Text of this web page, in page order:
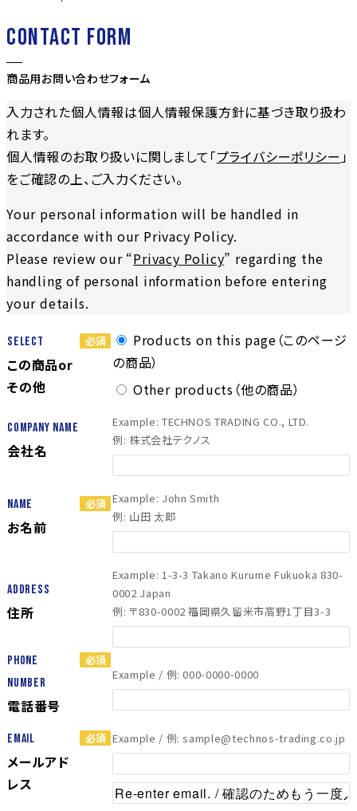
CONTACT FORM
商品用お問い合わせフォーム
入力された個人情報は個人情報保護方針に基づき取り扱わ
れます。
個人情報のお取り扱いに関しまして「プライバシーポリシー 」
をご確認の上、ご入力ください。
Your personal information will be handled in
accordance with our Privacy Policy.
Please review our “Privacy Policy” regarding the
handling of personal information before entering
your details.
Select
この商品or
その他
Products on this page（このページ
の商品）
Other products（他の商品）
Company Name
会社名
Example: TECHNOS TRADING CO., LTD.
例: 株式会社テクノス
Name
お名前
Example: John Smith
例: 山田 太郎
Address
住所
Example: 1-3-3 Takano Kurume Fukuoka 830-
0002 Japan
例: 〒830-0002 福岡県久留米市高野1丁目3-3
Phone
Number
電話番号
Example / 例: 000-0000-0000
Email
メールアド
レス
Example / 例: sample@technos-trading.co.jp